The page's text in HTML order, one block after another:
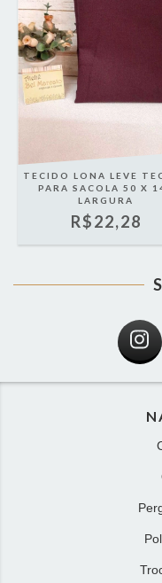
TECIDO LONA LEVE
PARA SACOLA 50 X
LARGURA
R$22,28